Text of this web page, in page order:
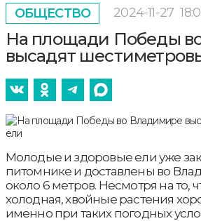
ОБЩЕСТВО 2024-11-27
На площади Победы
высадят
Молодые и здоровые ели уже
питомнике и доставлены во
около 6 метров. Несмотря на то,
холодная, хвойные растения
именно при таких погодных